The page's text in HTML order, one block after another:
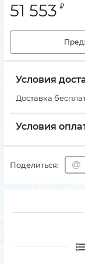
51 553 ₽
Условия
Доставка
Условия
Поделиться: